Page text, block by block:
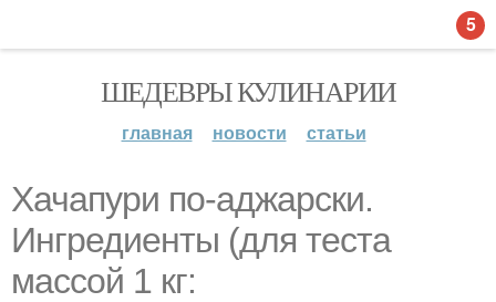
ШЕДЕВРЫ КУЛИНАРИИ
главная новости статьи
Хачапури по-аджарски.
Ингредиенты (для теста
массой 1 кг:
5